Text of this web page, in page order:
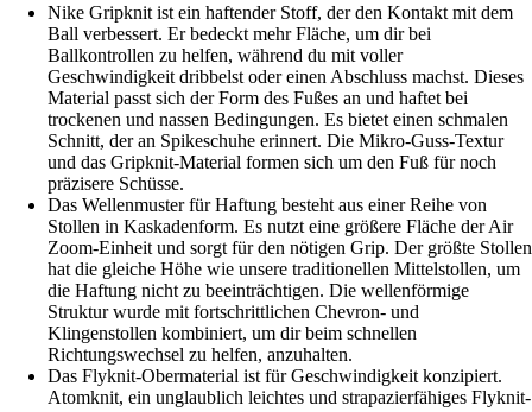
Nike Gripknit ist ein haftender Stoff, der den Kontakt mit dem
Ball verbessert. Er bedeckt mehr Fläche, um dir bei
Ballkontrollen zu helfen, während du mit voller
Geschwindigkeit dribbelst oder einen Abschluss machst. Dieses
Material passt sich der Form des Fußes an und haftet bei
trockenen und nassen Bedingungen. Es bietet einen schmalen
Schnitt, der an Spikeschuhe erinnert. Die Mikro-Guss-Textur
und das Gripknit-Material formen sich um den Fuß für noch
präzisere Schüsse.
Das Wellenmuster für Haftung besteht aus einer Reihe von
Stollen in Kaskadenform. Es nutzt eine größere Fläche der Air
Zoom-Einheit und sorgt für den nötigen Grip. Der größte Stollen
hat die gleiche Höhe wie unsere traditionellen Mittelstollen, um
die Haftung nicht zu beeinträchtigen. Die wellenförmige
Struktur wurde mit fortschrittlichen Chevron- und
Klingenstollen kombiniert, um dir beim schnellen
Richtungswechsel zu helfen, anzuhalten.
Das Flyknit-Obermaterial ist für Geschwindigkeit konzipiert.
Atomknit, ein unglaublich leichtes und strapazierfähiges Flyknit-